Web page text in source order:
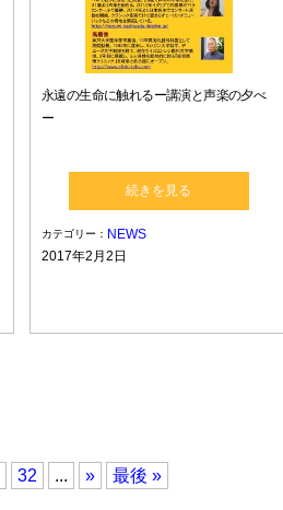
永遠の生命に触れるー講演と声楽の夕べ
ー
続きを見る
カテゴリー： NEWS
2017年2月2日
32 ... » 最後 »